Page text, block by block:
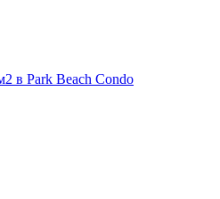
в Park Beach Condo